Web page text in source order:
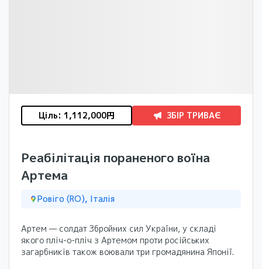
Реабілітація пораненого воїна
Артема
Ціль: 1,112,000円 ЗБІР ТРИВАЄ
Ровіго (RO), Італія
Артем — солдат Збройних сил України, у складі
якого пліч-о-пліч з Артемом проти російських
загарбників також воювали три громадянина Японії.